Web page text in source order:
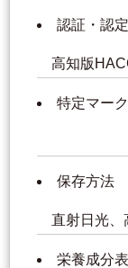
認証・認
高知版
特定マーク
保存方法
直射日光、
栄養成分